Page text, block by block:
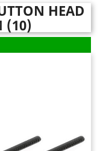
HEAD
(10)